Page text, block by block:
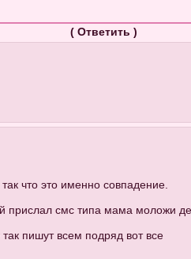
( Ответить )
что это именно совпадение.
прислал смс типа мама моложи
пишут всем подряд вот все